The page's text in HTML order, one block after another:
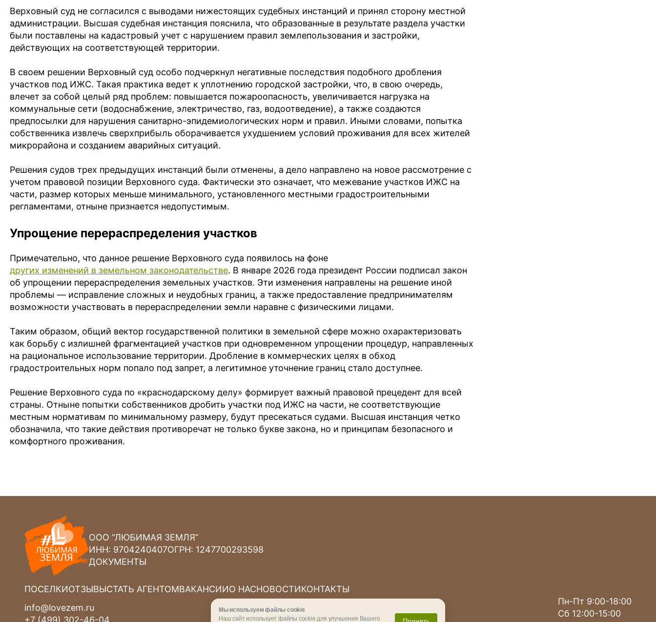
Верховный суд не согласился с выводами нижестоящих судебных инстанций и принял сторону местной
администрации. Высшая судебная инстанция пояснила, что образованные в результате раздела участки
были поставлены на кадастровый учет с нарушением правил землепользования и застройки,
действующих на соответствующей территории.
В своем решении Верховный суд особо подчеркнул негативные последствия подобного дробления
участков под ИЖС. Такая практика ведет к уплотнению городской застройки, что, в свою очередь,
влечет за собой целый ряд проблем: повышается пожароопасность, увеличивается нагрузка на
коммунальные сети (водоснабжение, электричество, газ, водоотведение), а также создаются
предпосылки для нарушения санитарно-эпидемиологических норм и правил. Иными словами, попытка
собственника извлечь сверхприбыль оборачивается ухудшением условий проживания для всех жителей
микрорайона и созданием аварийных ситуаций.
Решения судов трех предыдущих инстанций были отменены, а дело направлено на новое рассмотрение с
учетом правовой позиции Верховного суда. Фактически это означает, что межевание участков ИЖС на
части, размер которых меньше минимального, установленного местными градостроительными
регламентами, отныне признается недопустимым.
Упрощение перераспределения участков
Примечательно, что данное решение Верховного суда появилось на фоне
других изменений в земельном законодательстве. В январе 2026 года президент России подписал закон
об упрощении перераспределения земельных участков. Эти изменения направлены на решение иной
проблемы — исправление сложных и неудобных границ, а также предоставление предпринимателям
возможности участвовать в перераспределении земли наравне с физическими лицами.
Таким образом, общий вектор государственной политики в земельной сфере можно охарактеризовать
как борьбу с излишней фрагментацией участков при одновременном упрощении процедур, направленных
на рациональное использование территории. Дробление в коммерческих целях в обход
градостроительных норм попало под запрет, а легитимное уточнение границ стало доступнее.
Решение Верховного суда по «краснодарскому делу» формирует важный правовой прецедент для всей
страны. Отныне попытки собственников дробить участки под ИЖС на части, не соответствующие
местным нормативам по минимальному размеру, будут пресекаться судами. Высшая инстанция четко
обозначила, что такие действия противоречат не только букве закона, но и принципам безопасного и
комфортного проживания.
ООО “ЛЮБИМАЯ ЗЕМЛЯ”
ИНН: 9704240407ОГРН: 1247700293598
ДОКУМЕНТЫ
ПОСЕЛКИОТЗЫВЫСТАТЬ АГЕНТОМВАКАНСИИО НАСНОВОСТИКОНТАКТЫ
info@lovezem.ru
+7 (499) 302-46-04
Пн-Пт 9:00-18:00
Сб 12:00-15:00
Мы используем файлы cookie
Наш сайт использует файлы cookie для улучшения Вашего